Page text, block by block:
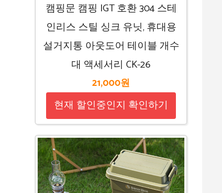
캠핑문 캠핑 IGT 호환 304 스테
인리스 스틸 싱크 유닛, 휴대용
설거지통 아웃도어 테이블 개수
대 액세서리 CK-26
21,000원
현재 할인중인지 확인하기